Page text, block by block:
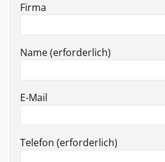
Firma
Name (erforderlich)
E-Mail
Telefon (erforderlich)